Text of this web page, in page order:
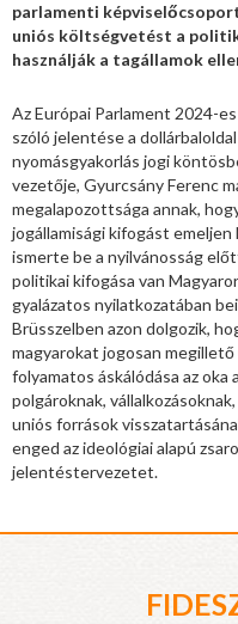
parlamenti
uniós költségvetést a
használják a tagállamok
Az Európai Parlament 2024-
szóló jelentése a
nyomásgyakorlás jogi
vezetője, Gyurcsány Ferenc
megalapozottsága annak,
jogállamisági kifogást emeljen
ismerte be a nyilvánosság
politikai kifogása van
gyalázatos nyilatkozatában
Brüsszelben azon dolgozik,
magyarokat jogosan
folyamatos áskálódása az oka
polgároknak,
uniós források
enged az ideológiai alapú
jelentéstervezetet.